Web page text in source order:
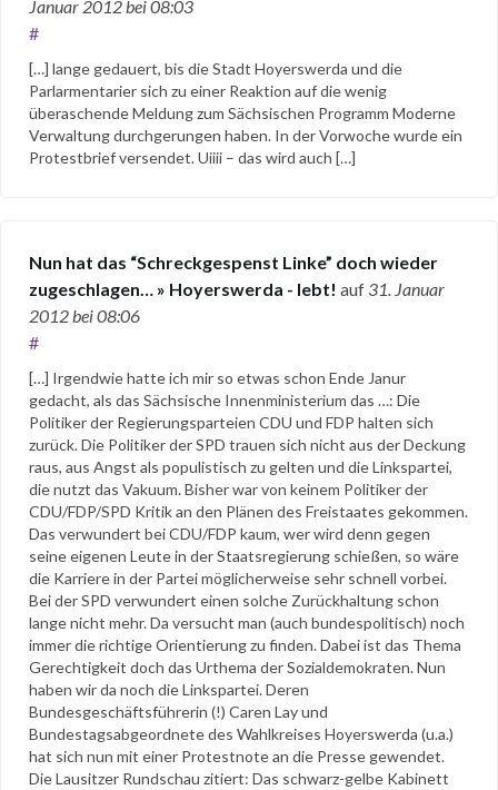
Januar 2012bei 08:03
#
[…] lange gedauert, bis die Stadt Hoyerswerda und die
Parlarmentarier sich zu einer Reaktion auf die wenig
überaschende Meldung zum Sächsischen Programm Moderne
Verwaltung durchgerungen haben. In der Vorwoche wurde ein
Protestbrief versendet. Uiiii – das wird auch […]
Nun hat das “Schreckgespenst Linke” doch wieder
zugeschlagen… » Hoyerswerda - lebt! auf 31. Januar
2012bei 08:06
#
[…] Irgendwie hatte ich mir so etwas schon Ende Janur
gedacht, als das Sächsische Innenministerium das …: Die
Politiker der Regierungsparteien CDU und FDP halten sich
zurück. Die Politiker der SPD trauen sich nicht aus der Deckung
raus, aus Angst als populistisch zu gelten und die Linkspartei,
die nutzt das Vakuum. Bisher war von keinem Politiker der
CDU/FDP/SPD Kritik an den Plänen des Freistaates gekommen.
Das verwundert bei CDU/FDP kaum, wer wird denn gegen
seine eigenen Leute in der Staatsregierung schießen, so wäre
die Karriere in der Partei möglicherweise sehr schnell vorbei.
Bei der SPD verwundert einen solche Zurückhaltung schon
lange nicht mehr. Da versucht man (auch bundespolitisch) noch
immer die richtige Orientierung zu finden. Dabei ist das Thema
Gerechtigkeit doch das Urthema der Sozialdemokraten. Nun
haben wir da noch die Linkspartei. Deren
Bundesgeschäftsführerin (!) Caren Lay und
Bundestagsabgeordnete des Wahlkreises Hoyerswerda (u.a.)
hat sich nun mit einer Protestnote an die Presse gewendet.
Die Lausitzer Rundschau zitiert: Das schwarz-gelbe Kabinett